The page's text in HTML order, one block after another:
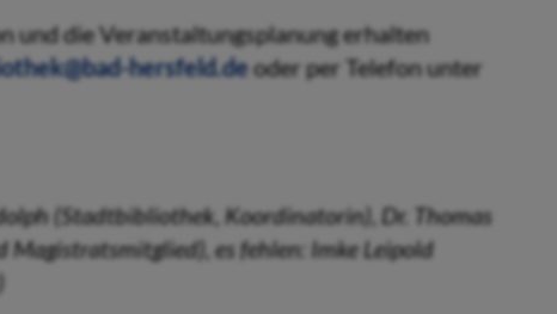
und die Veranstaltungsplanung erhalten
hersfeld.deoder per Telefon unter
(Stadtbibliothek, Koordinatorin), Dr. Thomas
es fehlen: Imke Leipold